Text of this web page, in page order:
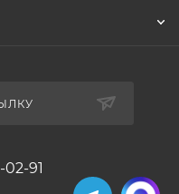
02-91